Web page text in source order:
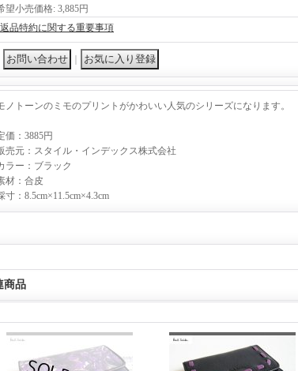
望小売価格: 3,885円
返品特約に関する重要事項
ノトーンのミモのプリントがかわいい人気のシリーズになります。
価：3885円
売元：スタイル・インデックス株式会社
ラー：ブラック
材：合皮
寸：8.5cm×11.5cm×4.3cm
商品